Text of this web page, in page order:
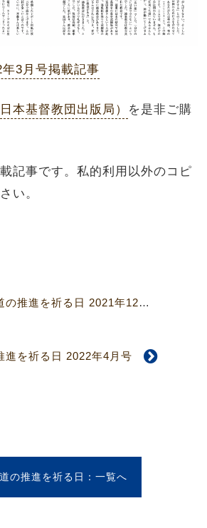
年3月号掲載記事
日本基督教団出版局） を是非ご購
記事です。私的利用以外のコピ
い。
日本伝道の推進を祈る日 2021年12月号
進を祈る日 2022年4月号
の推進を祈る日